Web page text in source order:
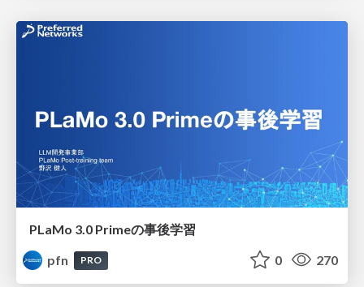
PLaMo 3.0 Primeの事後学習
pfn
PRO 0 270